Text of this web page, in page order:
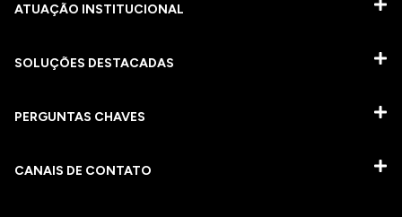
ATUAÇÃO INSTITUCIONAL
SOLUÇÕES DESTACADAS
PERGUNTAS CHAVES​
CANAIS DE CONTATO